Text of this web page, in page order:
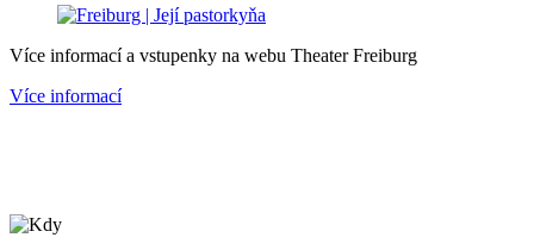
Více informací a vstupenky na webu Theater Freiburg
Více informací